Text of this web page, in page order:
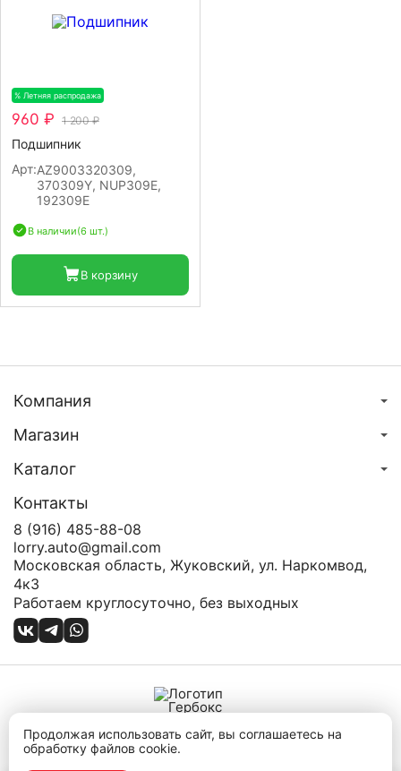
% Летняя распродажа
960 ₽ 1 200 ₽
Подшипник
Арт:AZ9003320309,
370309Y, NUP309E,
192309E
В наличии(6 шт.)
В корзину
Компания
Магазин
Каталог
Контакты
8 (916) 485-88-08
lorry.auto@gmail.com
Московская область, Жуковский, ул. Наркомвод,
4к3
Работаем круглосуточно, без выходных
Карта сайта
Политика конфиденциальности
Продолжая использовать сайт, вы соглашаетесь на
обработку файлов cookie.